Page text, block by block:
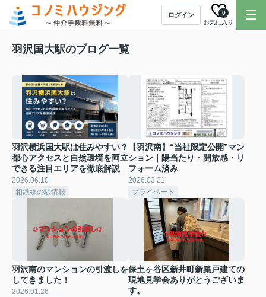
ログイン
お気に入り
0
羽沢国大駅のブログ一覧
羽沢横浜国大駅は住みやすい？
都心アクセスと自然環境を両立
できる注目エリアを徹底解説
2026.06.10
相鉄線の駅情報
【羽沢南】“当社限定公開”マン
ション｜陽当たり・開放感・リ
フォーム済み
2026.03.21
プライベート
羽沢南のマンションの引渡しを
してきました！
2026.01.26
保土ヶ谷区新井町新築戸建ての
現地見学会ありがとうございま
す。